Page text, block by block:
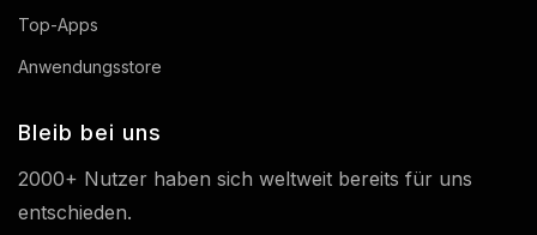
Top-Apps
Anwendungsstore
Bleib bei uns
2000+ Nutzer haben sich weltweit bereits für uns
entschieden.